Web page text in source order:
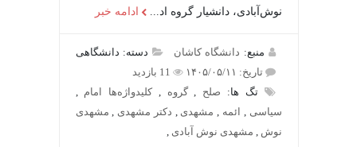
نوش‌آبادی، دانشیار گروه اد...
ادامه خبر
منبع:دانشگاه کاشان
دسته: دانشگاهی
تاریخ: ۱۴۰۵/۰۵/۱۱
11 بازدید
تگ ها:صلح,گروه ,کلیدواژه‌ها امام,
سیاسی,ائمه ,مشهدی,دکتر مشهدی,مشهدی
مشهدی نوش آبادی,